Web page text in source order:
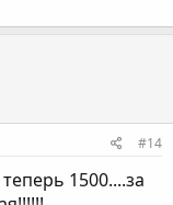
#14
1500....за